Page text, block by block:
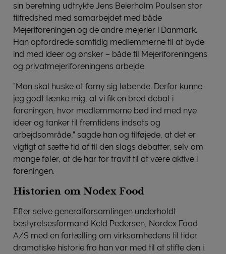
sin beretning udtrykte Jens Beierholm Poulsen stor
tilfredshed med samarbejdet med både
Mejeriforeningen og de andre mejerier i Danmark.
Han opfordrede samtidig medlemmerne til at byde
ind med ideer og ønsker – både til Mejeriforeningens
og privatmejeriforeningens arbejde.
”Man skal huske at forny sig løbende. Derfor kunne
jeg godt tænke mig, at vi fik en bred debat i
foreningen, hvor medlemmerne bød ind med nye
ideer og tanker til fremtidens indsats og
arbejdsområde,” sagde han og tilføjede, at det er
vigtigt at sætte tid af til den slags debatter, selv om
mange føler, at de har for travlt til at være aktive i
foreningen.
Historien om Nodex Food
Efter selve generalforsamlingen underholdt
bestyrelsesformand Keld Pedersen, Nordex Food
A/S med en fortælling om virksomhedens til tider
dramatiske historie fra han var med til at stifte den i